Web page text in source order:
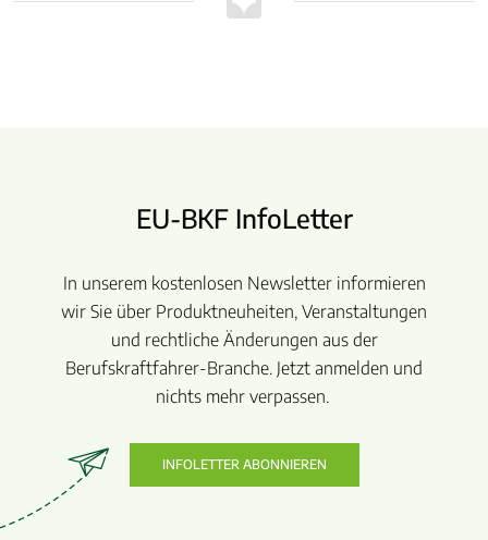
EU-BKF InfoLetter
In unserem kostenlosen Newsletter informieren
wir Sie über Produktneuheiten, Veranstaltungen
und rechtliche Änderungen aus der
Berufskraftfahrer-Branche. Jetzt anmelden und
nichts mehr verpassen.
INFOLETTER ABONNIEREN